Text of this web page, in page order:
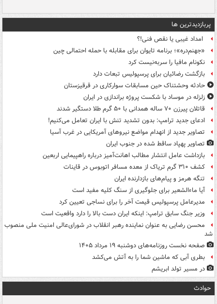
پربازدیدترین ها
امداد غیبی یا نقص فنی!؟
«جهنم‌دره»؛ برنامه تایوان برای مقابله با حمله احتمالی چین
نکونام مافیا را سربه‌نیست کرد
بازگشت رضائیان برای پرسپولیس تبعات دارد
حادثه وحشتناک حین مسابقات سوارکاری در قرقیزستان
زلزله در موساد با شکست پروژه براندازی در ایران
قاتلان پیرزن ۷۰ ساله همدانی با ۵۰ گرم طلا دستگیر شدند
ادعای جدید ترامپ: بدون تشدید تنش با ایران تعامل می‌کنیم!
تصاویر جدید از انهدام مواضع نیروهای آمریکایی در غرب آسیا
تصاویر پهپاد ساقط شده در جنوب ایران
بازداشت عامل انتشار مطالب اهانت‌آمیز درباره راهپیمایی اربعین
کشف ۳۱۰ گرم تریاک از معده مسافر اتوبوس در قاینات
تنگه هرمز و پیام‌های بازدارنده ایران
آیا ماءالشعیر برای جلوگیری از سنگ کلیه مفید است
مدیرعامل پرسپولیس قیمت آخر را برای نساجی تعیین کرد
وزیر جنگ سابق ترامپ: اینکه ایران دست بالا را دارد واقعیت است
محسن رضایی به عنوان نماینده رهبر انقلاب در شورای‌عالی امنیت ملی منصوب
شد
صفحه نخست روزنامه‌های دوشنبه ۱۹ مرداد ۱۴۰۵
بطری آبی که ماشین شما را به آتش می‌کشد
در مسیر تولد ابریشم
حوادث